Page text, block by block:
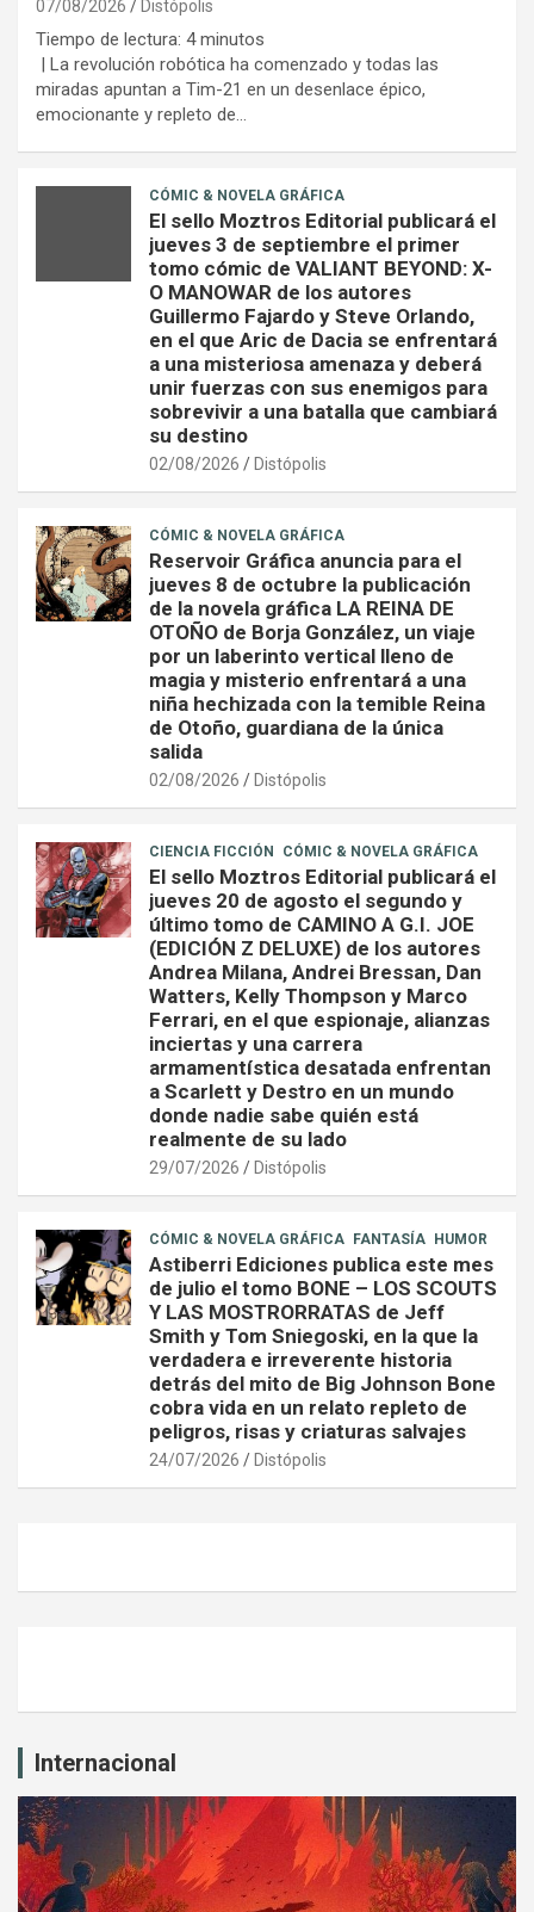
07/08/2026 Distópolis
Tiempo de lectura: 4 minutos
| La revolución robótica ha comenzado y todas las
miradas apuntan a Tim-21 en un desenlace épico,
emocionante y repleto de…
CÓMIC & NOVELA GRÁFICA
El sello Moztros Editorial publicará el
jueves 3 de septiembre el primer
tomo cómic de VALIANT BEYOND: X-
O MANOWAR de los autores
Guillermo Fajardo y Steve Orlando,
en el que Aric de Dacia se enfrentará
a una misteriosa amenaza y deberá
unir fuerzas con sus enemigos para
sobrevivir a una batalla que cambiará
su destino
02/08/2026 Distópolis
CÓMIC & NOVELA GRÁFICA
Reservoir Gráfica anuncia para el
jueves 8 de octubre la publicación
de la novela gráfica LA REINA DE
OTOÑO de Borja González, un viaje
por un laberinto vertical lleno de
magia y misterio enfrentará a una
niña hechizada con la temible Reina
de Otoño, guardiana de la única
salida
02/08/2026 Distópolis
CIENCIA FICCIÓN CÓMIC & NOVELA GRÁFICA
El sello Moztros Editorial publicará el
jueves 20 de agosto el segundo y
último tomo de CAMINO A G.I. JOE
(EDICIÓN Z DELUXE) de los autores
Andrea Milana, Andrei Bressan, Dan
Watters, Kelly Thompson y Marco
Ferrari, en el que espionaje, alianzas
inciertas y una carrera
armamentística desatada enfrentan
a Scarlett y Destro en un mundo
donde nadie sabe quién está
realmente de su lado
29/07/2026 Distópolis
CÓMIC & NOVELA GRÁFICA FANTASÍA HUMOR
Astiberri Ediciones publica este mes
de julio el tomo BONE – LOS SCOUTS
Y LAS MOSTRORRATAS de Jeff
Smith y Tom Sniegoski, en la que la
verdadera e irreverente historia
detrás del mito de Big Johnson Bone
cobra vida en un relato repleto de
peligros, risas y criaturas salvajes
24/07/2026 Distópolis
Internacional